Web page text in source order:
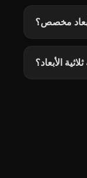
مخصص؟
الأبعاد؟